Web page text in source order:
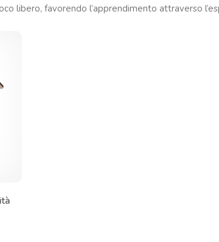
libero, favorendo l’apprendimento attraverso